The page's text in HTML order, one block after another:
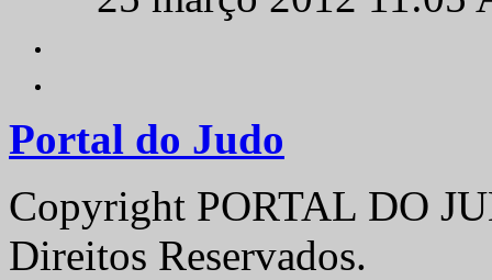
Portal do Judo
Copyright PORTAL DO
Direitos Reservados.